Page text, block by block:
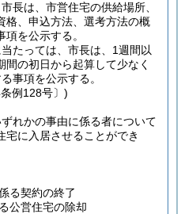
長は、市営住宅の供給場所、
格、申込方法、選考方法の概
を公示する。
たっては、市長は、1週間以
間の初日から起算して少なく
事項を公示する。
例128号〕)
れかの事由に係る者について
宅に入居させることができ
る契約の終了
公営住宅の除却